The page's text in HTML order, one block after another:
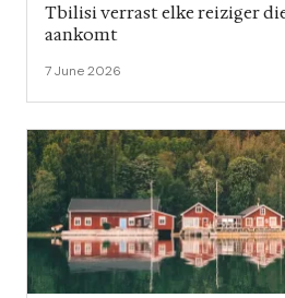
Tbilisi verrast elke reiziger
aankomt
7 June 2026